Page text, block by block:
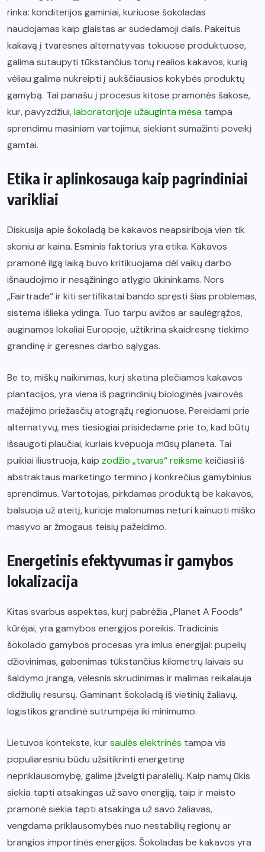
rinka: konditerijos gaminiai, kuriuose šokoladas
naudojamas kaip glaistas ar sudedamoji dalis. Pakeitus
kakavą į tvaresnes alternatyvas tokiuose produktuose,
galima sutaupyti tūkstančius tonų realios kakavos, kurią
vėliau galima nukreipti į aukščiausios kokybės produktų
gamybą. Tai panašu į procesus kitose pramonės šakose,
kur, pavyzdžiui,laboratorijoje užauginta mėsa tampa
sprendimu masiniam vartojimui, siekiant sumažinti poveikį
gamtai.
Etika ir aplinkosauga kaip pagrindiniai
varikliai
Diskusija apie šokoladą be kakavos neapsiriboja vien tik
skoniu ar kaina. Esminis faktorius yra etika. Kakavos
pramonė ilgą laiką buvo kritikuojama dėl vaikų darbo
išnaudojimo ir nesąžiningo atlygio ūkininkams. Nors
„Fairtrade“ ir kiti sertifikatai bando spręsti šias problemas,
sistema išlieka ydinga. Tuo tarpu avižos ar saulėgrąžos,
auginamos lokaliai Europoje, užtikrina skaidresnę tiekimo
grandinę ir geresnes darbo sąlygas.
Be to, miškų naikinimas, kurį skatina plečiamos kakavos
plantacijos, yra viena iš pagrindinių biologinės įvairovės
mažėjimo priežasčių atogrąžų regionuose. Pereidami prie
alternatyvų, mes tiesiogiai prisidedame prie to, kad būtų
išsaugoti plaučiai, kuriais kvėpuoja mūsų planeta. Tai
puikiai iliustruoja, kaip zodžio „tvarus“ reiksme keičiasi iš
abstraktaus marketingo termino į konkrečius gamybinius
sprendimus. Vartotojas, pirkdamas produktą be kakavos,
balsuoja už ateitį, kurioje malonumas neturi kainuoti miško
masyvo ar žmogaus teisių pažeidimo.
Energetinis efektyvumas ir gamybos
lokalizacija
Kitas svarbus aspektas, kurį pabrėžia „Planet A Foods“
kūrėjai, yra gamybos energijos poreikis. Tradicinis
šokolado gamybos procesas yra imlus energijai: pupelių
džiovinimas, gabenimas tūkstančius kilometrų laivais su
šaldymo įranga, vėlesnis skrudinimas ir malimas reikalauja
didžiulių resursų. Gaminant šokoladą iš vietinių žaliavų,
logistikos grandinė sutrumpėja iki minimumo.
Lietuvos kontekste, kursaulės elektrinės tampa vis
populiaresniu būdu užsitikrinti energetinę
nepriklausomybę, galime įžvelgti paralelių. Kaip namų ūkis
siekia tapti atsakingas už savo energiją, taip ir maisto
pramonė siekia tapti atsakinga už savo žaliavas,
vengdama priklausomybės nuo nestabilių regionų ar
brangios importinės energijos. Šokoladas be kakavos yra